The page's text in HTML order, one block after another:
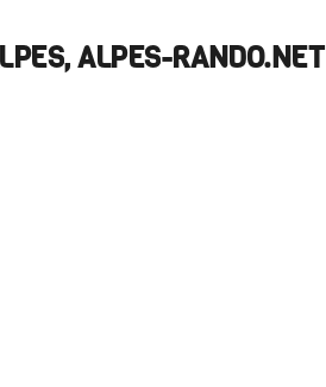
ALPES-RANDO.NET